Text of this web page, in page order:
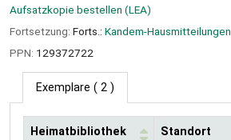
Aufsatzkopie bestellen (LEA)
Fortsetzung: Forts.: Kandem-Hausmitteilungen.
PPN: 129372722
Exemplare ( 2 )
Heimatbibliothek Standort